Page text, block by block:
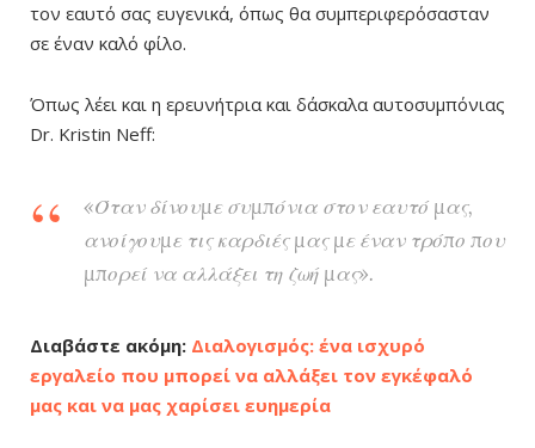
τον εαυτό σας ευγενικά, όπως θα συμπεριφερόσασταν
σε έναν καλό φίλο.
Όπως λέει και η ερευνήτρια και δάσκαλα αυτοσυμπόνιας
Dr. Kristin Neff:
«Όταν δίνουμε συμπόνια στον εαυτό μας,
ανοίγουμε τις καρδιές μας με έναν τρόπο που
μπορεί να αλλάξει τη ζωή μας».
Διαβάστε ακόμη: Διαλογισμός: ένα ισχυρό
εργαλείο που μπορεί να αλλάξει τον εγκέφαλό
μας και να μας χαρίσει ευημερία